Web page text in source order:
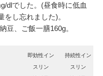
dlでした。(昼食時に低血
し忘れました)。
豆、ご飯一膳160g。
即効性イン
スリン
持続性イン
スリン